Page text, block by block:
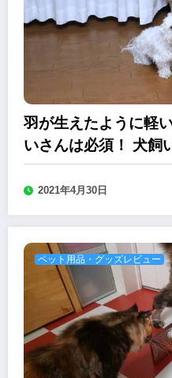
羽が生えたように軽
いさんは必須！ 犬飼
りとさようなら！
2021年4月30日
ペット用品・グッズレビュー